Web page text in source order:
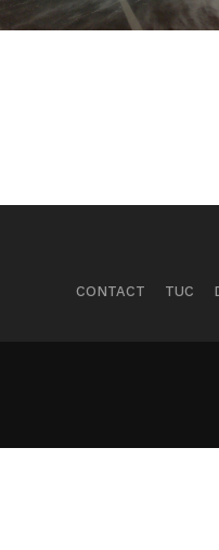
CONTACT TUC